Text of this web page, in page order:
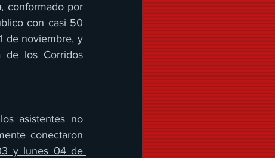
con casi 50
de noviembre, y
de los Corridos
asistentes no
conectaron
y lunes 04 de